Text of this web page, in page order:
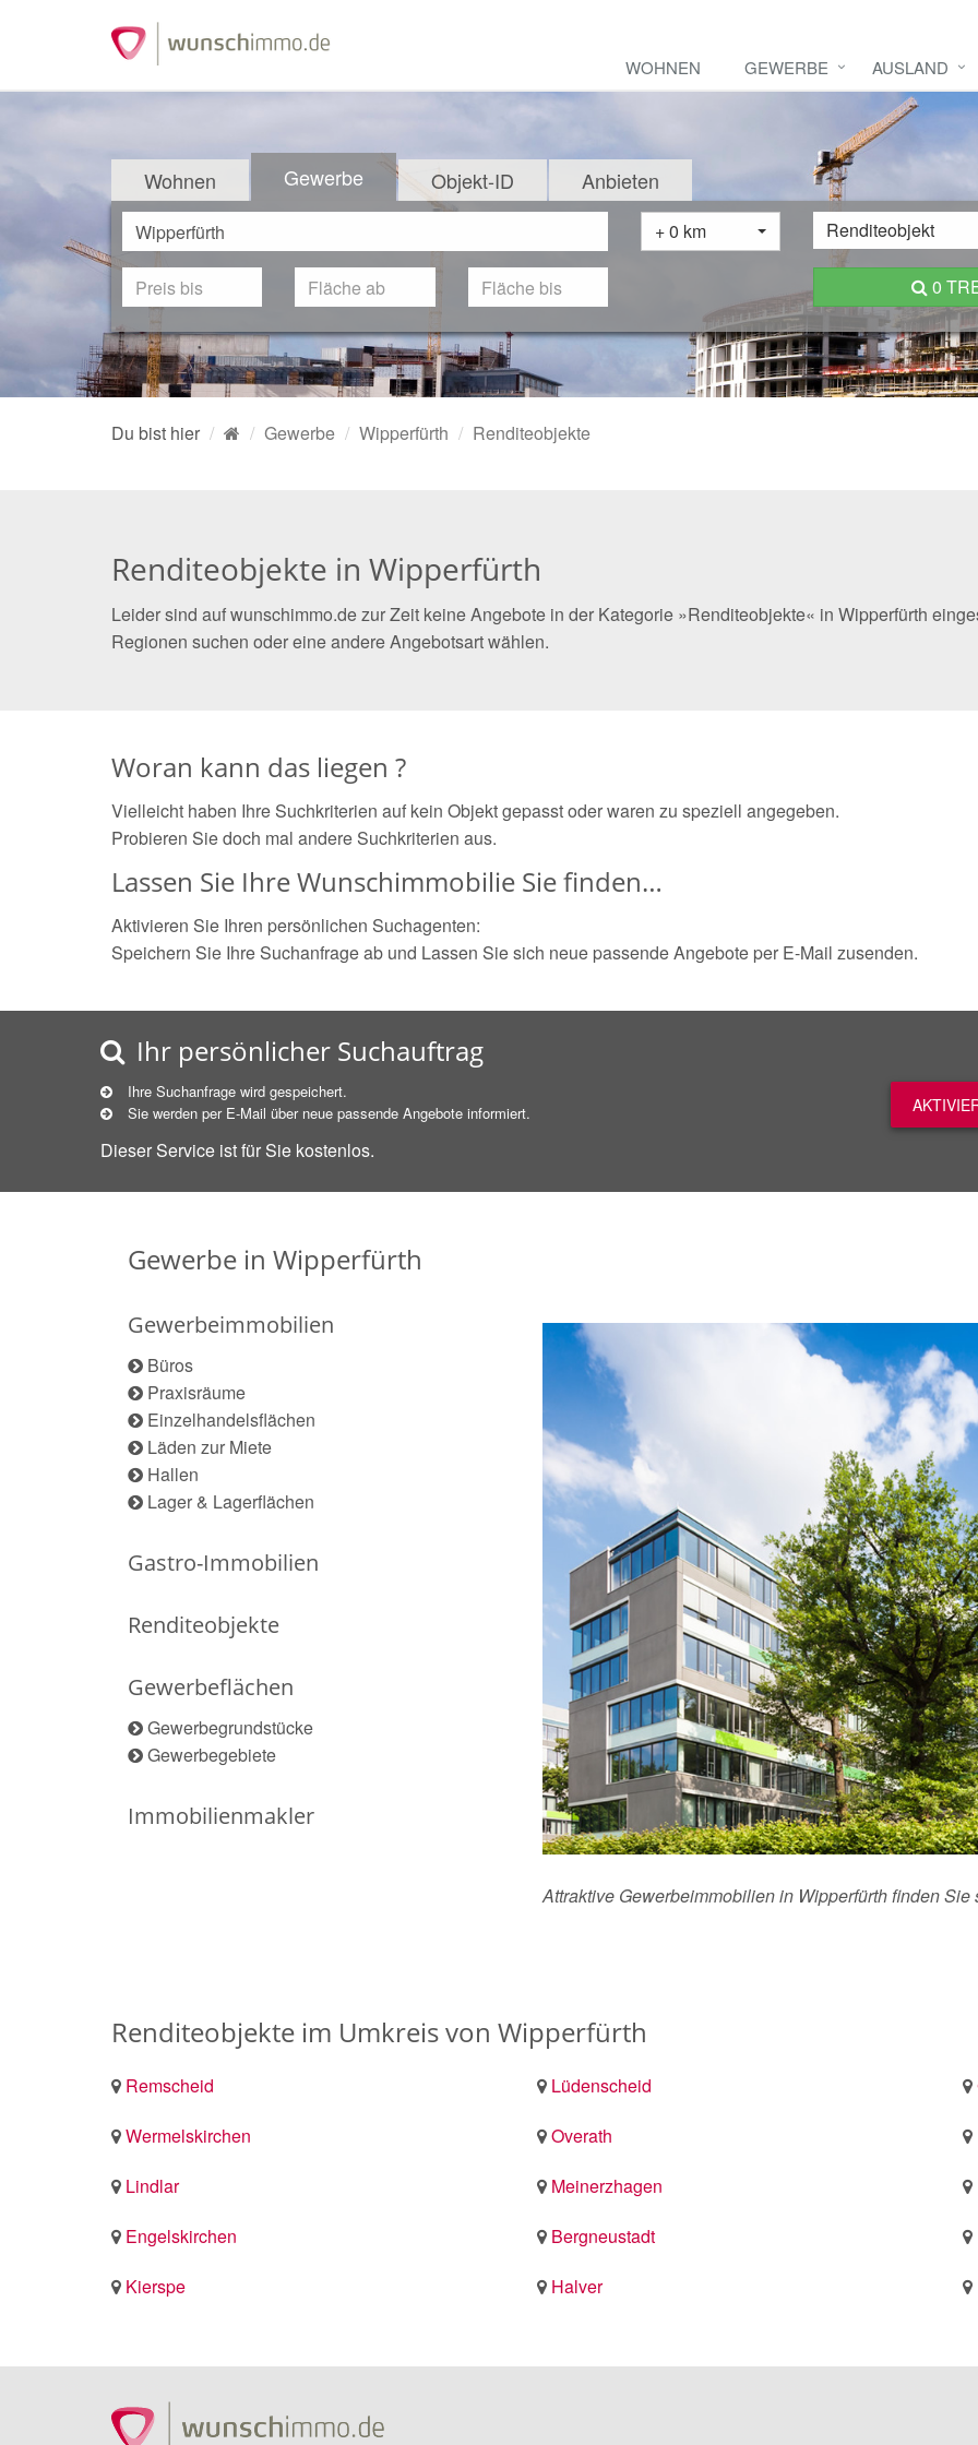
WOHNEN GEWERBE AUSLAND
Wohnen Gewerbe Objekt-ID Anbieten
+ 0 km Renditeobjekt
0
Du bist hier Gewerbe Wipperfürth Renditeobjekte
Renditeobjekte in Wipperfürth
Leider sind auf wunschimmo.de zur Zeit keine Angebote in der Kategorie »Renditeobjekte« in Wipperfürth
Regionen suchen oder eine andere Angebotsart wählen.
Woran kann das liegen ?
Vielleicht haben Ihre Suchkriterien auf kein Objekt gepasst oder waren zu speziell angegeben.
Probieren Sie doch mal andere Suchkriterien aus.
Lassen Sie Ihre Wunschimmobilie Sie finden…
Aktivieren Sie Ihren persönlichen Suchagenten:
Speichern Sie Ihre Suchanfrage ab und Lassen Sie sich neue passende Angebote per E-Mail zusenden.
Ihr persönlicher Suchauftrag
Ihre Suchanfrage wird gespeichert.
Sie werden per E-Mail über neue passende Angebote informiert.
Dieser Service ist für Sie kostenlos.
Gewerbe in Wipperfürth
Gewerbeimmobilien
Büros
Praxisräume
Einzelhandelsflächen
Läden zur Miete
Hallen
Lager & Lagerflächen
Gastro-Immobilien
Renditeobjekte
Gewerbeflächen
Gewerbegrundstücke
Gewerbegebiete
Immobilienmakler
Attraktive Gewerbeimmobilien in Wipperfürth finden
Renditeobjekte im Umkreis von Wipperfürth
Remscheid Lüdenscheid
Wermelskirchen
Overath
Lindlar
Meinerzhagen
Engelskirchen
Bergneustadt
Kierspe
Halver